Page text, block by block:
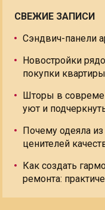
СВЕЖИЕ ЗАПИСИ
Сэндвич-панели
Новостройки
покупки
Шторы в
уют и
Почему одеяла
ценителей
Как создать
ремонта: